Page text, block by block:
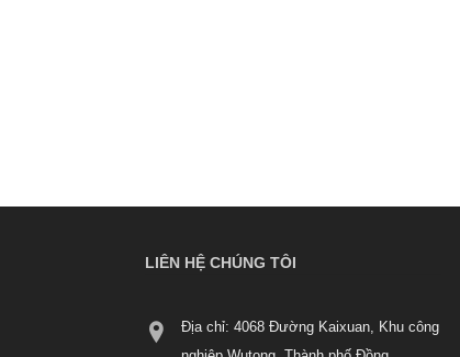
LIÊN HỆ CHÚNG TÔI
Địa chỉ: 4068 Đường Kaixuan, Khu công